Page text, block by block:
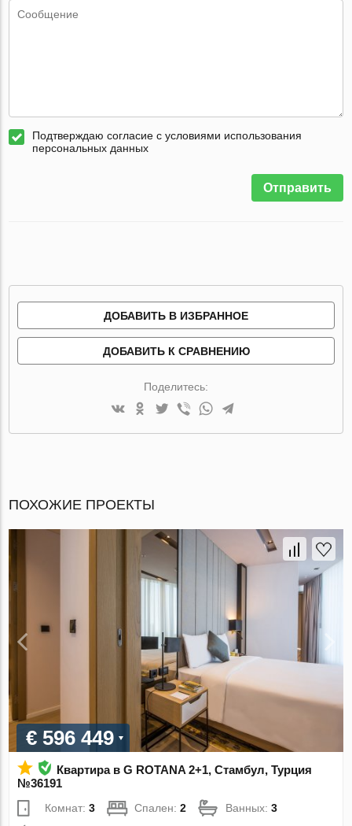
Подтверждаю согласие с условиями использования
персональных данных
Отправить
ДОБАВИТЬ В ИЗБРАННОЕ
ДОБАВИТЬ К СРАВНЕНИЮ
Поделитесь:
ПОХОЖИЕ ПРОЕКТЫ
€ 596 449
Квартира в G ROTANA 2+1, Стамбул, Турция
№36191
Комнат:3 Спален:2 Ванных:3